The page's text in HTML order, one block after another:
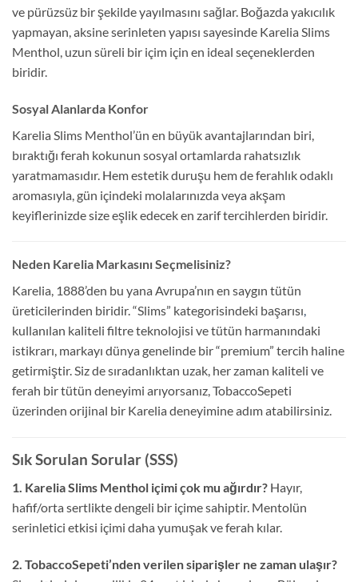
ve pürüzsüz bir şekilde yayılmasını sağlar. Boğazda yakıcılık
yapmayan, aksine serinleten yapısı sayesinde Karelia Slims
Menthol, uzun süreli bir içim için en ideal seçeneklerden
biridir.
Sosyal Alanlarda Konfor
Karelia Slims Menthol’ün en büyük avantajlarından biri,
bıraktığı ferah kokunun sosyal ortamlarda rahatsızlık
yaratmamasıdır. Hem estetik duruşu hem de ferahlık odaklı
aromasıyla, gün içindeki molalarınızda veya akşam
keyiflerinizde size eşlik edecek en zarif tercihlerden biridir.
Neden Karelia Markasını Seçmelisiniz?
Karelia, 1888’den bu yana Avrupa’nın en saygın tütün
üreticilerinden biridir. “Slims” kategorisindeki başarısı,
kullanılan kaliteli filtre teknolojisi ve tütün harmanındaki
istikrarı, markayı dünya genelinde bir “premium” tercih haline
getirmiştir. Siz de sıradanlıktan uzak, her zaman kaliteli ve
ferah bir tütün deneyimi arıyorsanız, TobaccoSepeti
üzerinden orijinal bir Karelia deneyimine adım atabilirsiniz.
Sık Sorulan Sorular (SSS)
1. Karelia Slims Menthol içimi çok mu ağırdır? Hayır,
hafif/orta sertlikte dengeli bir içime sahiptir. Mentolün
serinletici etkisi içimi daha yumuşak ve ferah kılar.
2. TobaccoSepeti’nden verilen siparişler ne zaman ulaşır?